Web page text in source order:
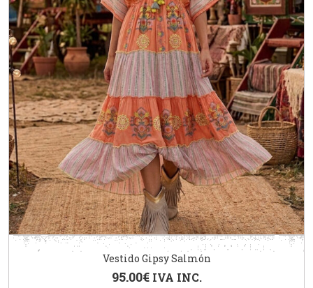
Vestido Gipsy Salmón
95.00€ IVA INC.